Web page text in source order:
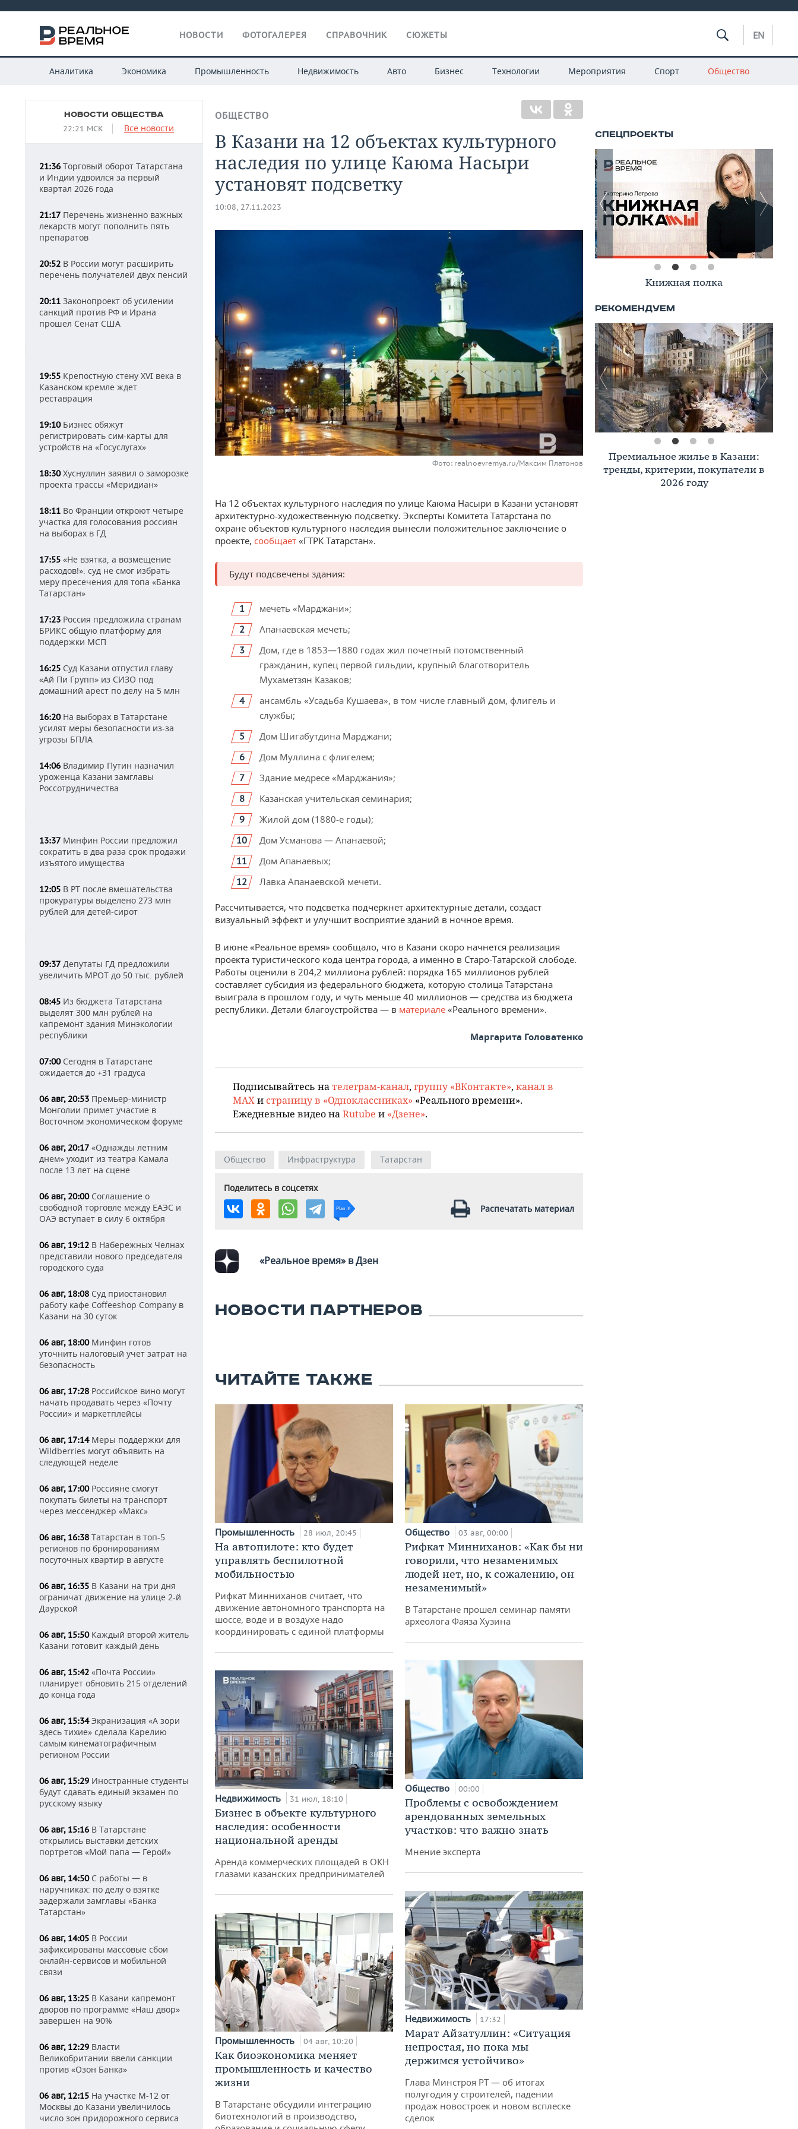
НОВОСТИ ФОТОГАЛЕРЕЯ СПРАВОЧНИК СЮЖЕТЫ EN
Аналитика Экономика Промышленность Недвижимость Авто Бизнес Технологии Мероприятия Спорт Общество
НОВОСТИ ОБЩЕСТВА
22:21 МСК Все новости
21:36 Торговый оборот Татарстана
и Индии удвоился за первый
квартал 2026 года
21:17 Перечень жизненно важных
лекарств могут пополнить пять
препаратов
20:52 В России могут расширить
перечень получателей двух пенсий
20:11 Законопроект об усилении
санкций против РФ и Ирана
прошел Сенат США
19:55 Крепостную стену XVI века в
Казанском кремле ждет
реставрация
19:10Бизнес обяжут
регистрировать сим-карты для
устройств на «Госуслугах»
18:30Хуснуллин заявил о заморозке
проекта трассы «Меридиан»
18:11 Во Франции откроют четыре
участка для голосования россиян
на выборах в ГД
17:55 «Не взятка, а возмещение
расходов!»: суд не смог избрать
меру пресечения для топа «Банка
Татарстан»
17:23 Россия предложила странам
БРИКС общую платформу для
поддержки МСП
16:25 Суд Казани отпустил главу
«Ай Пи Групп» из СИЗО под
домашний арест по делу на 5 млн
16:20На выборах в Татарстане
усилят меры безопасности из-за
угрозы БПЛА
14:06 Владимир Путин назначил
уроженца Казани замглавы
Россотрудничества
13:37 Минфин России предложил
сократить в два раза срок продажи
изъятого имущества
12:05 В РТ после вмешательства
прокуратуры выделено 273 млн
рублей для детей-сирот
09:37 Депутаты ГД предложили
увеличить МРОТ до 50 тыс. рублей
08:45 Из бюджета Татарстана
выделят 300 млн рублей на
капремонт здания Минэкологии
республики
07:00Сегодня в Татарстане
ожидается до +31 градуса
06 авг, 20:53 Премьер-министр
Монголии примет участие в
Восточном экономическом форуме
06 авг, 20:17 «Однажды летним
днем» уходит из театра Камала
после 13 лет на сцене
06 авг, 20:00Соглашение о
свободной торговле между ЕАЭС и
ОАЭ вступает в силу 6 октября
06 авг, 19:12 В Набережных Челнах
представили нового председателя
городского суда
06 авг, 18:08 Суд приостановил
работу кафе Coffeeshop Company в
Казани на 30 суток
06 авг, 18:00Минфин готов
уточнить налоговый учет затрат на
безопасность
06 авг, 17:28 Российское вино могут
начать продавать через «Почту
России» и маркетплейсы
06 авг, 17:14Меры поддержки для
Wildberries могут объявить на
следующей неделе
06 авг, 17:00Россияне смогут
покупать билеты на транспорт
через мессенджер «Макс»
06 авг, 16:38 Татарстан в топ-5
регионов по бронированиям
посуточных квартир в августе
06 авг, 16:35 В Казани на три дня
ограничат движение на улице 2-й
Даурской
06 авг, 15:50Каждый второй житель
Казани готовит каждый день
06 авг, 15:42 «Почта России»
планирует обновить 215 отделений
до конца года
06 авг, 15:34Экранизация «А зори
здесь тихие» сделала Карелию
самым кинематографичным
регионом России
06 авг, 15:29 Иностранные студенты
будут сдавать единый экзамен по
русскому языку
06 авг, 15:16 В Татарстане
открылись выставки детских
портретов «Мой папа — Герой»
06 авг, 14:50С работы — в
наручниках: по делу о взятке
задержали замглавы «Банка
Татарстан»
06 авг, 14:05 В России
зафиксированы массовые сбои
онлайн-сервисов и мобильной
связи
06 авг, 13:25 В Казани капремонт
дворов по программе «Наш двор»
завершен на 90%
06 авг, 12:29 Власти
Великобритании ввели санкции
против «Озон Банка»
06 авг, 12:15 На участке М-12 от
Москвы до Казани увеличилось
число зон придорожного сервиса
ОБЩЕСТВО
В Казани на 12 объектах культурного
наследия по улице Каюма Насыри
установят подсветку
10:08, 27.11.2023
Фото: realnoevremya.ru/Максим Платонов
На 12 объектах культурного наследия по улице Каюма Насыри в Казани установят
архитектурно-художественную подсветку. Эксперты Комитета Татарстана по
охране объектов культурного наследия вынесли положительное заключение о
проекте, сообщает «ГТРК Татарстан».
Будут подсвечены здания:
мечеть «Марджани»;
Апанаевская мечеть;
Дом, где в 1853—1880 годах жил почетный потомственный
гражданин, купец первой гильдии, крупный благотворитель
Мухаметзян Казаков;
ансамбль «Усадьба Кушаева», в том числе главный дом, флигель и
службы;
Дом Шигабутдина Марджани;
Дом Муллина с флигелем;
Здание медресе «Марджания»;
Казанская учительская семинария;
Жилой дом (1880-е годы);
Дом Усманова — Апанаевой;
Дом Апанаевых;
Лавка Апанаевской мечети.
Рассчитывается, что подсветка подчеркнет архитектурные детали, создаст
визуальный эффект и улучшит восприятие зданий в ночное время.
В июне «Реальное время» сообщало, что в Казани скоро начнется реализация
проекта туристического кода центра города, а именно в Старо-Татарской слободе.
Работы оценили в 204,2 миллиона рублей: порядка 165 миллионов рублей
составляет субсидия из федерального бюджета, которую столица Татарстана
выиграла в прошлом году, и чуть меньше 40 миллионов — средства из бюджета
республики. Детали благоустройства — в материале «Реального времени».
Маргарита Головатенко
Подписывайтесь нателеграм-канал, группу «ВКонтакте», канал в
MAXи страницу в «Одноклассниках» «Реального времени».
Ежедневные видео наRutube и «Дзене».
Общество Инфраструктура Татарстан
Поделитесь в соцсетях
Распечатать материал
«Реальное время» в Дзен
НОВОСТИ ПАРТНЕРОВ
ЧИТАЙТЕ ТАКЖЕ
Промышленность 28 июл, 20:45
На автопилоте: кто будет
управлять беспилотной
мобильностью
Рифкат Минниханов считает, что
движение автономного транспорта на
шоссе, воде и в воздухе надо
координировать с единой платформы
Недвижимость 31 июл, 18:10
Бизнес в объекте культурного
наследия: особенности
национальной аренды
Аренда коммерческих площадей в ОКН
глазами казанских предпринимателей
Промышленность 04 авг, 10:20
Как биоэкономика меняет
промышленность и качество
жизни
В Татарстане обсудили интеграцию
биотехнологий в производство,
Общество 03 авг, 00:00
Рифкат Минниханов: «Как бы ни
говорили, что незаменимых
людей нет, но, к сожалению, он
незаменимый»
В Татарстане прошел семинар памяти
археолога Фаяза Хузина
Общество 00:00
Проблемы с освобождением
арендованных земельных
участков: что важно знать
Мнение эксперта
Недвижимость 17:32
Марат Айзатуллин: «Ситуация
непростая, но пока мы
держимся устойчиво»
Глава Минстроя РТ — об итогах
полугодия у строителей, падении
продаж новостроек и новом всплеске
сделок
Книжная полка
Премиальное жилье в Казани:
тренды, критерии, покупатели в
2026 году